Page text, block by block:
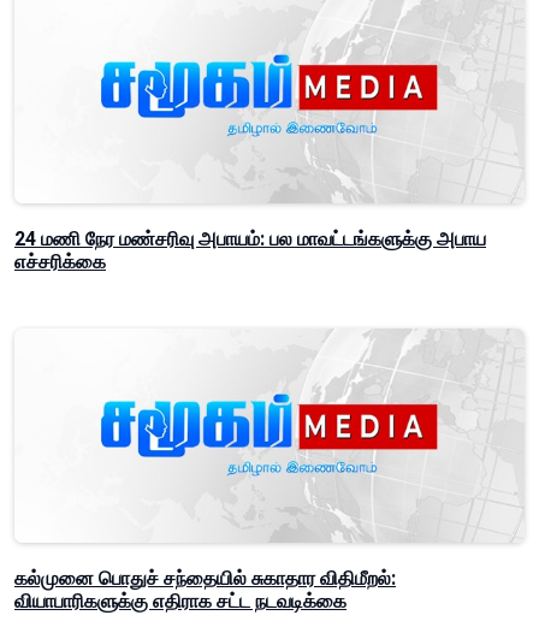
24 மணி நேர மண்சரிவு அபாயம்: பல மாவட்டங்களுக்கு அபாய
எச்சரிக்கை
கல்முனை பொதுச் சந்தையில் சுகாதார விதிமீறல்:
வியாபாரிகளுக்கு எதிராக சட்ட நடவடிக்கை